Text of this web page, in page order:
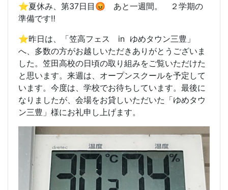
⭐️夏休み、第37日目😡 あと一週間。 ２学期の
準備です‼️
⭐️昨日は、「笠高フェス in ゆめタウン三豊」
へ、多数の方がお越しいただきありがとうございま
した。笠田高校の日頃の取り組みをご覧いただけた
と思います。来週は、オープンスクールを予定して
います。今度は、学校でお待ちしています。最後に
なりましたが、会場をお貸しいただいた「ゆめタウ
ン三豊」様にお礼申し上げます。